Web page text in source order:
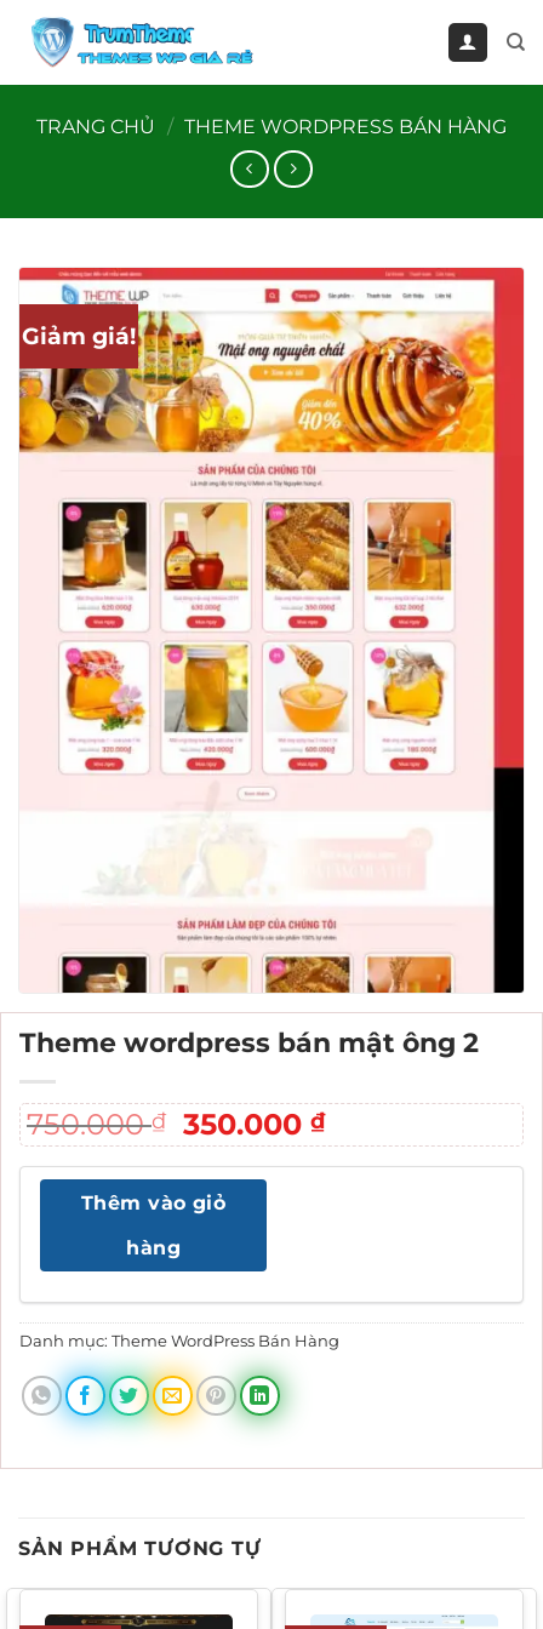
qua
TRANG CHỦ
/ THEME WORDPRESS BÁN HÀNG
Giảm giá!
Theme wordpress bán mật ông 2
750.000₫
Giá
gốc
là:
750.000 ₫.
350.000₫Giá
hiện
Thêm vào giỏ
hàng
Danh mục: Theme WordPress Bán Hàng
SẢN PHẨM TƯƠNG TỰ